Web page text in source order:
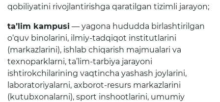
Yangiliklar
Ochiq ma'lumotlar
Ochiq byudjet
OCHIQ MA'LUMOTLAR (PF-
6247)
qobiliyatini rivojlantirishga qaratilgan tizimli jarayon;
ta’lim kampusi — yagona hududda birlashtirilgan
o‘quv binolarini, ilmiy-tadqiqot institutlarini
(markazlarini), ishlab chiqarish majmualari va
texnoparklarni, ta’lim-tarbiya jarayoni
ishtirokchilarining vaqtincha yashash joylarini,
laboratoriyalarni, axborot-resurs markazlarini
(kutubxonalarni), sport inshootlarini, umumiy